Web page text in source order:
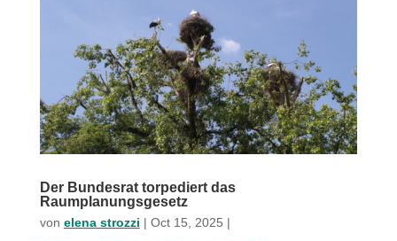
Der Bundesrat torpediert das
Raumplanungsgesetz
von elena strozzi | Oct 15, 2025 |